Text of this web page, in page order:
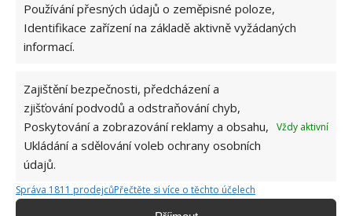
Používání přesných údajů o zeměpisné poloze,
Identifikace zařízení na základě aktivně vyžádaných
informací.
Zajištění bezpečnosti, předcházení a
zjišťování podvodů a odstraňování chyb,
Poskytování a zobrazování reklamy a obsahu,
Ukládání a sdělování voleb ochrany osobních
údajů.
Vždy aktivní
Správa 1811 prodejcůPřečtěte si více o těchto účelech
ŽHAVÉ NOVINKY
8.8.2026
Díky vhodné přípravě nebudou letní horka
problém. Pomůže i zatemňování a načasované
8.8.2026